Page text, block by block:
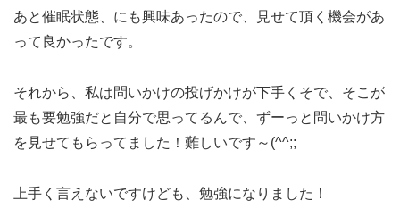
あと催眠状態、にも興味あったので、見せて頂く機会があ
って良かったです。
それから、私は問いかけの投げかけが下手くそで、そこが
最も要勉強だと自分で思ってるんで、ずーっと問いかけ方
を見せてもらってました！難しいです～(^^;;
上手く言えないですけども、勉強になりました！